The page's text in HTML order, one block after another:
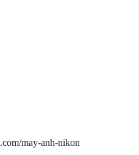
may-anh-nikon